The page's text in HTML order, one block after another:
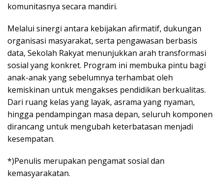
komunitasnya secara mandiri.
Melalui sinergi antara kebijakan afirmatif, dukungan
organisasi masyarakat, serta pengawasan berbasis
data, Sekolah Rakyat menunjukkan arah transformasi
sosial yang konkret. Program ini membuka pintu bagi
anak-anak yang sebelumnya terhambat oleh
kemiskinan untuk mengakses pendidikan berkualitas.
Dari ruang kelas yang layak, asrama yang nyaman,
hingga pendampingan masa depan, seluruh komponen
dirancang untuk mengubah keterbatasan menjadi
kesempatan.
*)Penulis merupakan pengamat sosial dan
kemasyarakatan.